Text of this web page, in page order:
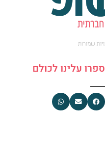
ספרו עלינו לכולם